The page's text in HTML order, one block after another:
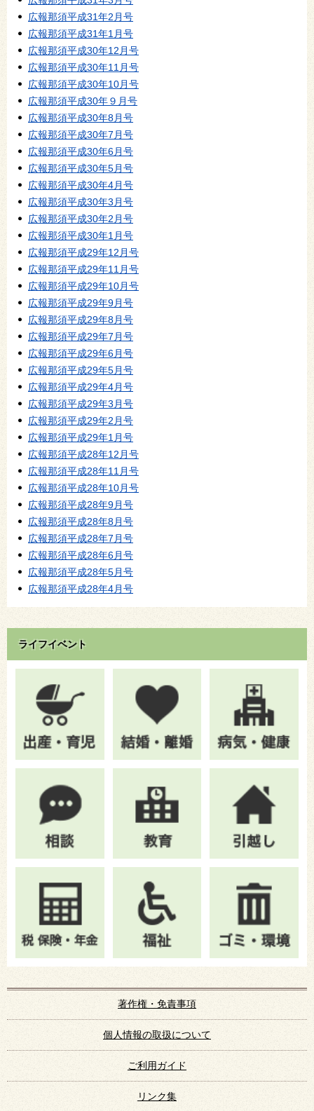
広報那須平成31年2月号
広報那須平成31年1月号
広報那須平成30年12月号
広報那須平成30年11月号
広報那須平成30年10月号
広報那須平成30年９月号
広報那須平成30年8月号
広報那須平成30年7月号
広報那須平成30年6月号
広報那須平成30年5月号
広報那須平成30年4月号
広報那須平成30年3月号
広報那須平成30年2月号
広報那須平成30年1月号
広報那須平成29年12月号
広報那須平成29年11月号
広報那須平成29年10月号
広報那須平成29年9月号
広報那須平成29年8月号
広報那須平成29年7月号
広報那須平成29年6月号
広報那須平成29年5月号
広報那須平成29年4月号
広報那須平成29年3月号
広報那須平成29年2月号
広報那須平成29年1月号
広報那須平成28年12月号
広報那須平成28年11月号
広報那須平成28年10月号
広報那須平成28年9月号
広報那須平成28年8月号
広報那須平成28年7月号
広報那須平成28年6月号
広報那須平成28年5月号
広報那須平成28年4月号
ライフイベント
著作権・免責事項
個人情報の取扱について
ご利用ガイド
リンク集